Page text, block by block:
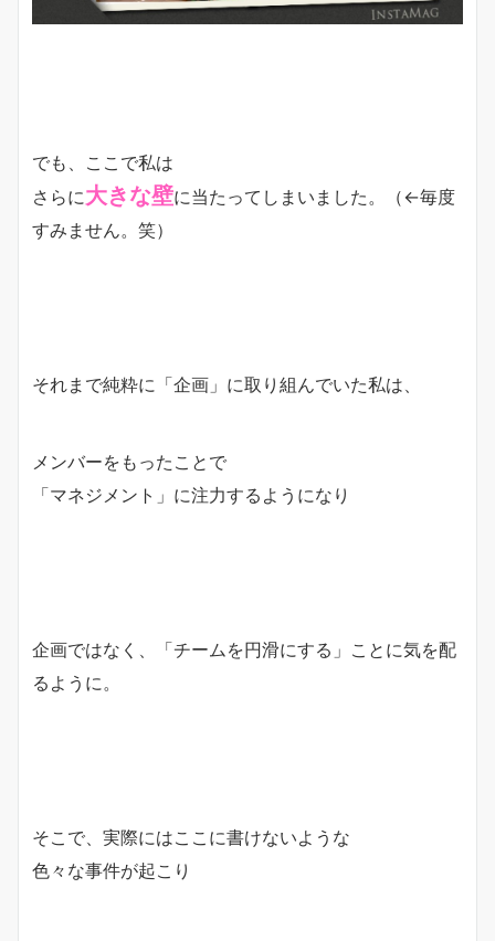
でも、ここで私は
さらに大きな壁に当たってしまいました。（←毎度
すみません。笑）
それまで純粋に「企画」に取り組んでいた私は、
メンバーをもったことで
「マネジメント」に注力するようになり
企画ではなく、「チームを円滑にする」ことに気を配
るように。
そこで、実際にはここに書けないような
色々な事件が起こり